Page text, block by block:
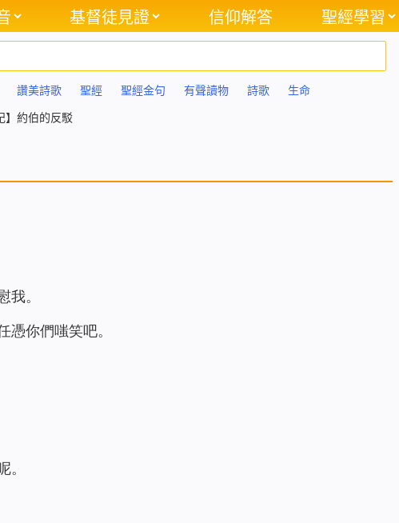
基督徒見證 信仰解答 聖經學習
讚美詩歌 聖經 聖經金句 有聲讀物 詩歌 生命
】約伯的反駁
我。
憑你們嗤笑吧。
。